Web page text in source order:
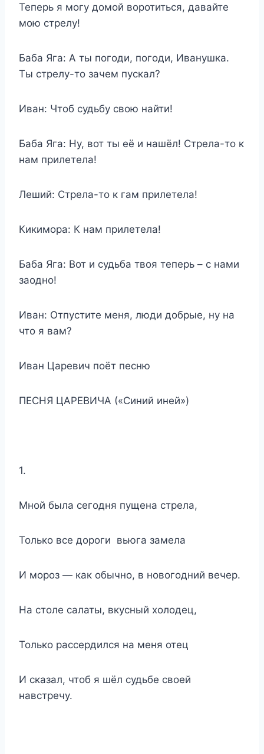
Теперь я могу домой воротиться, давайте
мою стрелу!
Баба Яга: А ты погоди, погоди, Иванушка.
Ты стрелу-то зачем пускал?
Иван: Чтоб судьбу свою найти!
Баба Яга: Ну, вот ты её и нашёл! Стрела-то к
нам прилетела!
Леший: Стрела-то к гам прилетела!
Кикимора: К нам прилетела!
Баба Яга: Вот и судьба твоя теперь – с нами
заодно!
Иван: Отпустите меня, люди добрые, ну на
что я вам?
Иван Царевич поёт песню
ПЕСНЯ ЦАРЕВИЧА («Синий иней»)
1.
Мной была сегодня пущена стрела,
Только все дороги вьюга замела
И мороз — как обычно, в новогодний вечер.
На столе салаты, вкусный холодец,
Только рассердился на меня отец
И сказал, чтоб я шёл судьбе своей
навстречу.